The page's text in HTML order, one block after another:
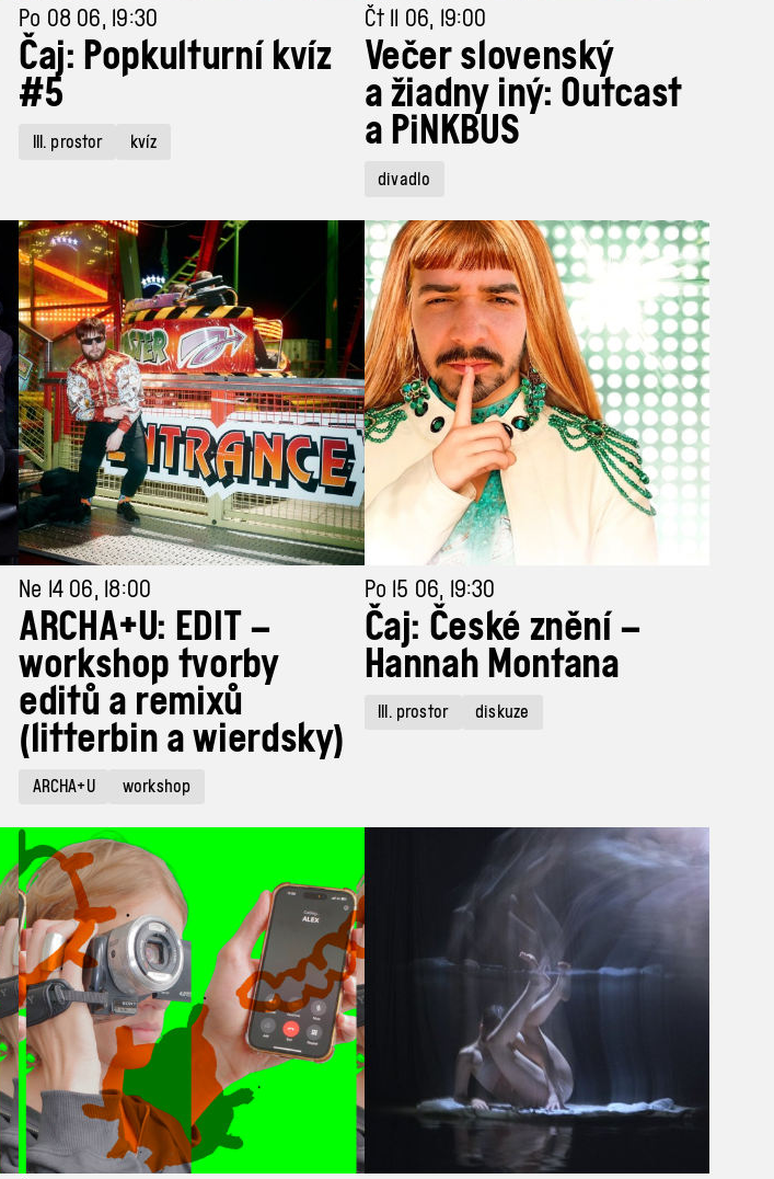
Po 08 06, 19:30
Čaj: Popkulturní kvíz
#5
III. prostor kvíz
Čt 11 06, 19:00
Večer slovenský
a žiadny iný: Outcast
a PiNKBUS
divadlo
Ne 14 06, 18:00
ARCHA+U: EDIT –
workshop tvorby
editů a remixů
(litterbin a wierdsky)
ARCHA+U workshop
Po 15 06, 19:30
Čaj: České znění –
Hannah Montana
III. prostor diskuze